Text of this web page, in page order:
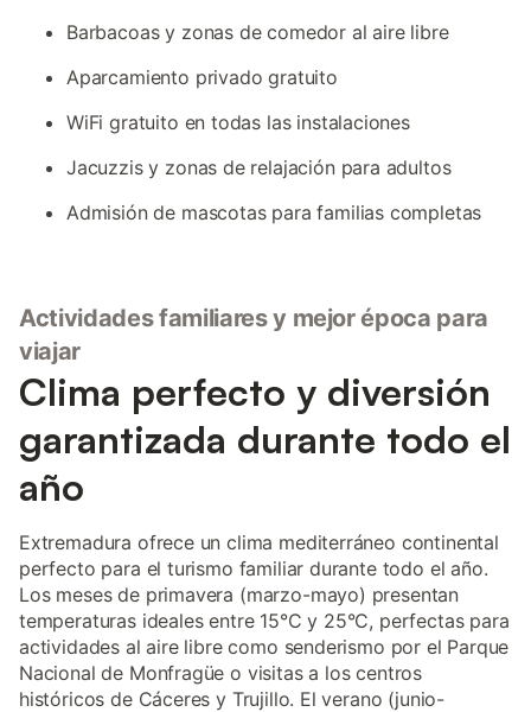
Barbacoas y zonas de comedor al aire libre
Aparcamiento privado gratuito
WiFi gratuito en todas las instalaciones
Jacuzzis y zonas de relajación para adultos
Admisión de mascotas para familias completas
Actividades familiares y mejor época para
viajar
Clima perfecto y diversión
garantizada durante todo el
año
Extremadura ofrece un clima mediterráneo continental
perfecto para el turismo familiar durante todo el año.
Los meses de primavera (marzo-mayo) presentan
temperaturas ideales entre 15°C y 25°C, perfectas para
actividades al aire libre como senderismo por el Parque
Nacional de Monfragüe o visitas a los centros
históricos de Cáceres y Trujillo. El verano (junio-